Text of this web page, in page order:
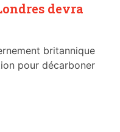
devra
britannique
pour décarboner